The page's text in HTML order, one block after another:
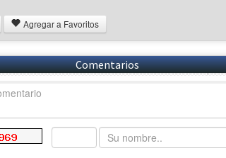
Agregar a Favoritos
Comentarios